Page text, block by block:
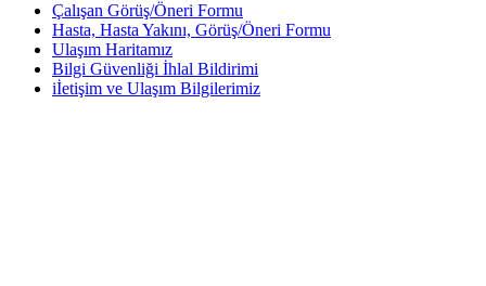
Çalışan Görüş/Öneri Formu
Hasta, Hasta Yakını, Görüş/Öneri Formu
Ulaşım Haritamız
Bilgi Güvenliği İhlal Bildirimi
iİetişim ve Ulaşım Bilgilerimiz